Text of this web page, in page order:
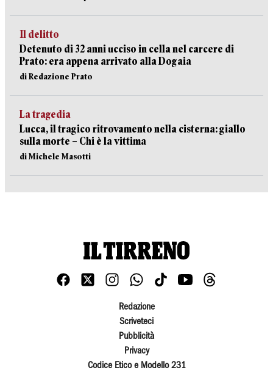
Il delitto
Detenuto di 32 anni ucciso in cella nel carcere di
Prato: era appena arrivato alla Dogaia
di Redazione Prato
La tragedia
Lucca, il tragico ritrovamento nella cisterna: giallo
sulla morte – Chi è la vittima
di Michele Masotti
Redazione
Scriveteci
Pubblicità
Privacy
Codice Etico e Modello 231